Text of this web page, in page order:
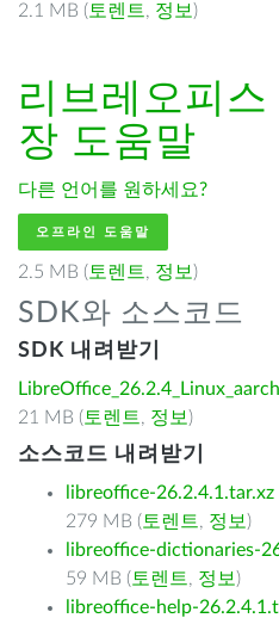
2.1 MB ( 토렌트, 정보 )
리브레오피스
장 도움말
다른 언어를 원하세요?
오프라인 도움말
2.5 MB ( 토렌트, 정보 )
SDK와 소스코드
SDK 내려받기
21 MB ( 토렌트, 정보 )
소스코드 내려받기
libreoffice-26.2.4.1.tar.xz
279 MB ( 토렌트, 정보 )
libreoffice-dictionaries-
59 MB ( 토렌트, 정보 )
libreoffice-help-